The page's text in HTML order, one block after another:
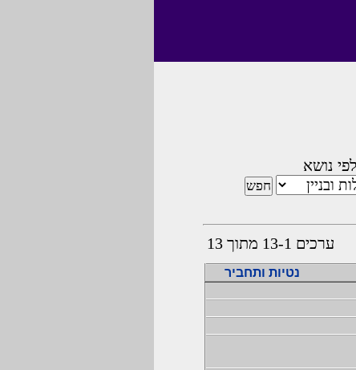
נושא
ערכים 13-1 מתוך 13
נטיות ותחביר